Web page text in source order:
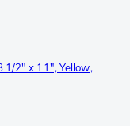
1/2" x 11", Yellow,